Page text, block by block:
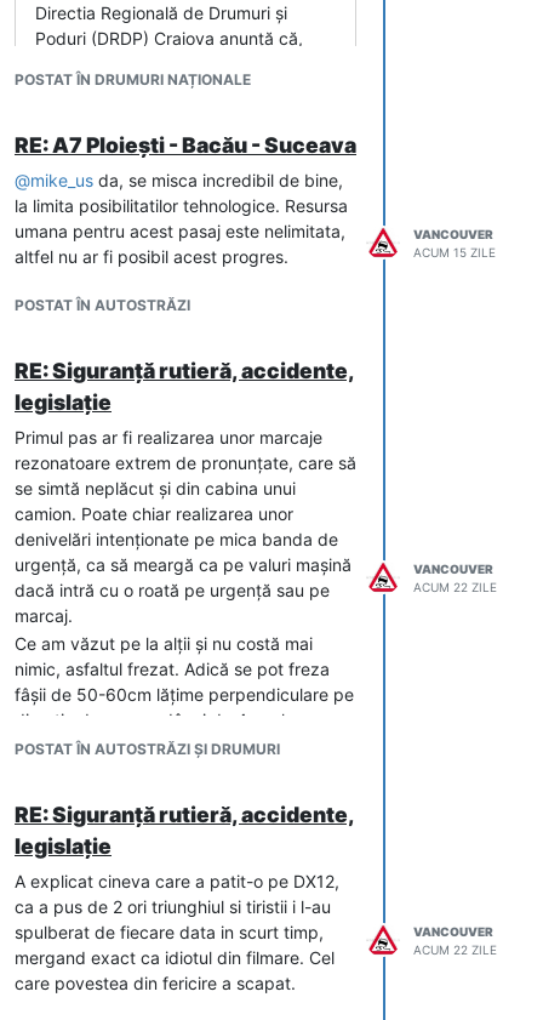
Directia Regională de Drumuri și
Poduri (DRDP) Craiova anunță că,
vor fi instituite restricții de circulație
Drumuri și Poduri (DRDP) Craiova
august 2026, vor fi instituite restricții
de circulație...
POSTAT ÎN DRUMURI NAȚIONALE
RE: A7 Ploiești - Bacău - Suceava
@mike_us da, se misca incredibil de bine,
la limita posibilitatilor tehnologice. Resursa
umana pentru acest pasaj este nelimitata,
altfel nu ar fi posibil acest progres.
POSTAT ÎN AUTOSTRĂZI
VANCOUVER
ACUM 15 ZILE
RE: Siguranță rutieră, accidente,
legislație
Primul pas ar fi realizarea unor marcaje
rezonatoare extrem de pronunțate, care să
se simtă neplăcut și din cabina unui
camion. Poate chiar realizarea unor
denivelări intenționate pe mica banda de
urgență, ca să meargă ca pe valuri mașină
dacă intră cu o roată pe urgență sau pe
marcaj.
Ce am văzut pe la alții și nu costă mai
nimic, asfaltul frezat. Adică se pot freza
fâșii de 50-60cm lățime perpendiculare pe
direcția de mers, adânci de 4cm, la
distanță de 1m între ele. Inclusiv pe dunga
POSTAT ÎN AUTOSTRĂZI ȘI DRUMURI
VANCOUVER
ACUM 22 ZILE
RE: Siguranță rutieră, accidente,
legislație
A explicat cineva care a patit-o pe DX12,
ca a pus de 2 ori triunghiul si tiristii i l-au
spulberat de fiecare data in scurt timp,
mergand exact ca idiotul din filmare. Cel
care povestea din fericire a scapat.
VANCOUVER
ACUM 22 ZILE